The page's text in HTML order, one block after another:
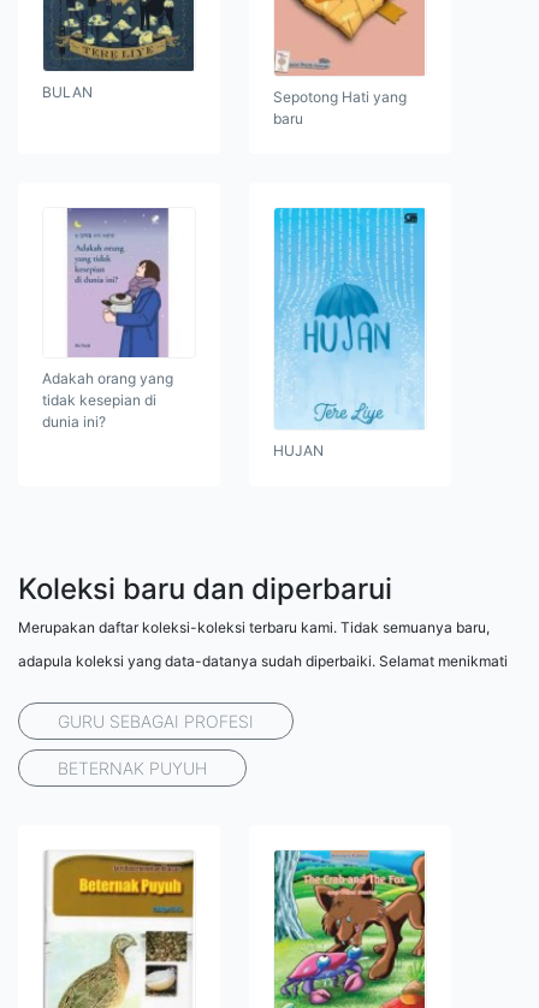
BULAN
Sepotong Hati yang
baru
Adakah orang yang
tidak kesepian di
dunia ini?
HUJAN
Koleksi baru dan diperbarui
Merupakan daftar koleksi-koleksi terbaru kami. Tidak semuanya baru,
adapula koleksi yang data-datanya sudah diperbaiki. Selamat menikmati
GURU SEBAGAI PROFESI
BETERNAK PUYUH